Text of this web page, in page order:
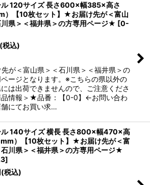
ル 120サイズ 長さ600×幅385×高さ
）【10枚セット】★お届け先が＜富山
川県＞＜福井県＞の方専用ページ★ [0-
(税込)
が＜富山県＞＜石川県＞＜福井県＞の
ージとなります。※こちらの県以外の
は出荷できませんので、ご注意くださ
品情報＞★品番：【0-0】←お問い合わ
にてお買い求…
ル 140サイズ 横長 長さ800×幅470×高
）【10枚セット】★お届け先が＜富
川県＞＜福井県＞の方専用ページ★
]
(税込)